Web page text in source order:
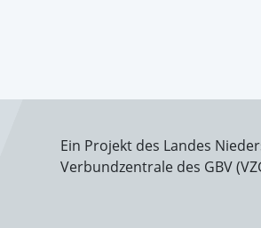
Ein Projekt des Landes
Verbundzentrale des GBV